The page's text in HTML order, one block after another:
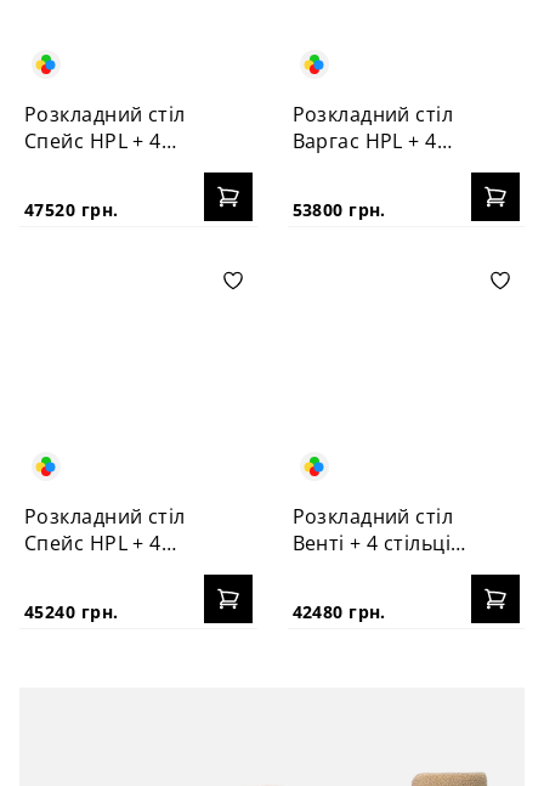
Розкладний стіл
Спейс HPL + 4
47520 грн.
Розкладний стіл
Варгас HPL + 4
53800 грн.
Розкладний стіл
Спейс HPL + 4
45240 грн.
Розкладний стіл
Венті + 4 стільці
42480 грн.